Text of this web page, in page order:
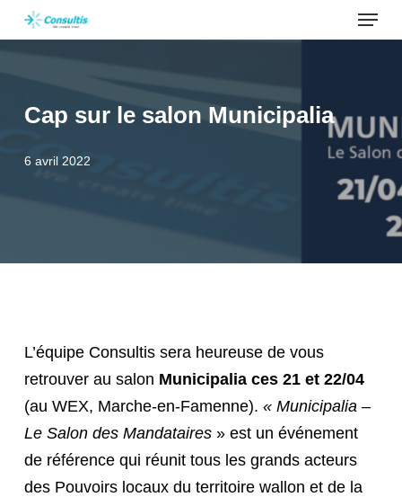
Skip
to
Menu
Cap sur le salon Municipalia
6 avril 2022
L’équipe Consultis sera heureuse de vous
retrouver au salon Municipalia ces 21 et 22/04
(au WEX, Marche-en-Famenne). « Municipalia –
Le Salon des Mandataires » est un événement
de référence qui réunit tous les grands acteurs
des Pouvoirs locaux du territoire wallon et de la